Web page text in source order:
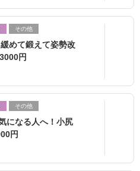
その他
めて鍛えて姿勢改
円
その他
になる人へ！小尻
円